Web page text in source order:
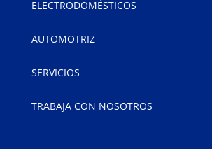
ELECTRODOMÉSTICOS
AUTOMOTRIZ
SERVICIOS
TRABAJA CON NOSOTROS